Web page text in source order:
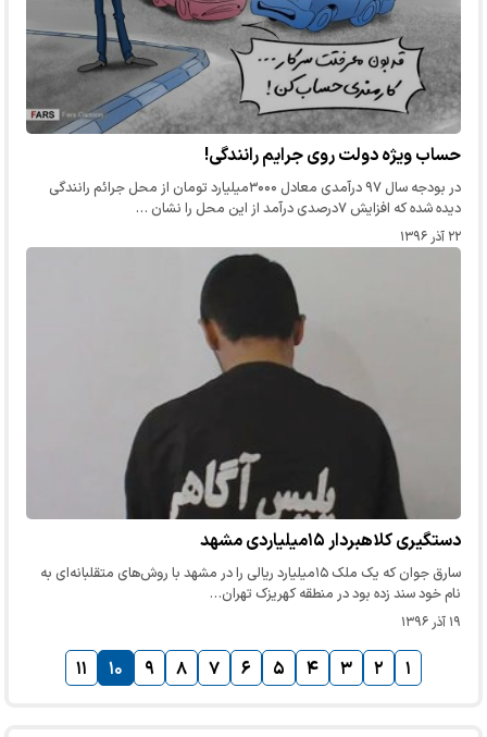
حساب ویژه دولت روی جرایم رانندگی!
در بودجه سال ۹۷ درآمدی معادل ۳۰۰۰میلیارد تومان از محل جرائم رانندگی
دیده شده که افزایش ۷درصدی درآمد از این محل را نشان …
۲۲ آذر ۱۳۹۶
دستگیری کلاهبردار ١۵میلیاردی مشهد
سارق جوان که یک ملک ١۵میلیارد ریالی را در مشهد با روش‌های متقلبانه‌ای به
نام خود سند زده بود در منطقه کهریزک تهران…
۱۹ آذر ۱۳۹۶
۱ ۲ ۳ ۴ ۵ ۶ ۷ ۸ ۹ ۱۰ ۱۱